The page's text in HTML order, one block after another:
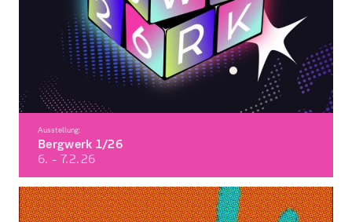
Ausstellung:
Bergwerk 1/26
6. - 7.2.26